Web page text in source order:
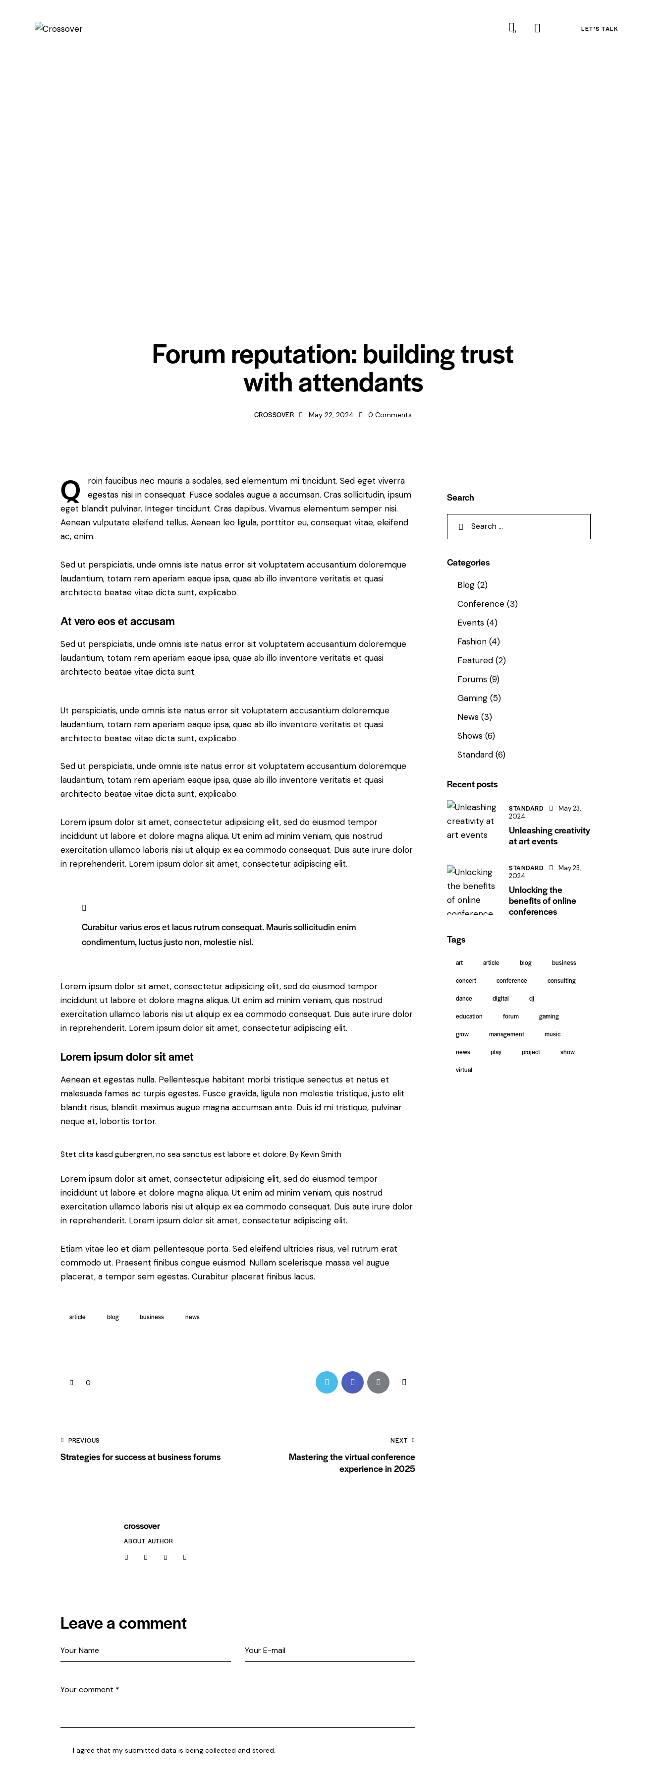
0 LET’S TALK
Forum reputation: building trust
with attendants
CROSSOVER May 22, 2024 0 Comments
Q
roin faucibus nec mauris a sodales, sed elementum mi tincidunt. Sed eget viverra
egestas nisi in consequat. Fusce sodales augue a accumsan. Cras sollicitudin, ipsum
eget blandit pulvinar. Integer tincidunt. Cras dapibus. Vivamus elementum semper nisi.
Aenean vulputate eleifend tellus. Aenean leo ligula, porttitor eu, consequat vitae, eleifend
ac, enim.
Sed ut perspiciatis, unde omnis iste natus error sit voluptatem accusantium doloremque
laudantium, totam rem aperiam eaque ipsa, quae ab illo inventore veritatis et quasi
architecto beatae vitae dicta sunt, explicabo.
At vero eos et accusam
Sed ut perspiciatis, unde omnis iste natus error sit voluptatem accusantium doloremque
laudantium, totam rem aperiam eaque ipsa, quae ab illo inventore veritatis et quasi
architecto beatae vitae dicta sunt.
Ut perspiciatis, unde omnis iste natus error sit voluptatem accusantium doloremque
laudantium, totam rem aperiam eaque ipsa, quae ab illo inventore veritatis et quasi
architecto beatae vitae dicta sunt, explicabo.
Sed ut perspiciatis, unde omnis iste natus error sit voluptatem accusantium doloremque
laudantium, totam rem aperiam eaque ipsa, quae ab illo inventore veritatis et quasi
architecto beatae vitae dicta sunt, explicabo.
Lorem ipsum dolor sit amet, consectetur adipisicing elit, sed do eiusmod tempor
incididunt ut labore et dolore magna aliqua. Ut enim ad minim veniam, quis nostrud
exercitation ullamco laboris nisi ut aliquip ex ea commodo consequat. Duis aute irure dolor
in reprehenderit. Lorem ipsum dolor sit amet, consectetur adipiscing elit.
Curabitur varius eros et lacus rutrum consequat. Mauris sollicitudin enim
condimentum, luctus justo non, molestie nisl.
Lorem ipsum dolor sit amet, consectetur adipisicing elit, sed do eiusmod tempor
incididunt ut labore et dolore magna aliqua. Ut enim ad minim veniam, quis nostrud
exercitation ullamco laboris nisi ut aliquip ex ea commodo consequat. Duis aute irure dolor
in reprehenderit. Lorem ipsum dolor sit amet, consectetur adipiscing elit.
Lorem ipsum dolor sit amet
Aenean et egestas nulla. Pellentesque habitant morbi tristique senectus et netus et
malesuada fames ac turpis egestas. Fusce gravida, ligula non molestie tristique, justo elit
blandit risus, blandit maximus augue magna accumsan ante. Duis id mi tristique, pulvinar
neque at, lobortis tortor.
Stet clita kasd gubergren, no sea sanctus est labore et dolore. ByKevin Smith
Lorem ipsum dolor sit amet, consectetur adipisicing elit, sed do eiusmod tempor
incididunt ut labore et dolore magna aliqua. Ut enim ad minim veniam, quis nostrud
exercitation ullamco laboris nisi ut aliquip ex ea commodo consequat. Duis aute irure dolor
in reprehenderit. Lorem ipsum dolor sit amet, consectetur adipiscing elit.
Etiam vitae leo et diam pellentesque porta. Sed eleifend ultricies risus, vel rutrum erat
commodo ut. Praesent finibus congue euismod. Nullam scelerisque massa vel augue
placerat, a tempor sem egestas. Curabitur placerat finibus lacus.
article blog business news
0
PREVIOUS
Strategies for success at business forums
NEXT
Mastering the virtual conference
experience in 2025
crossover
ABOUT AUTHOR
Leave a comment
I agree that my submitted data is being collected and stored.
Search
Categories
Blog(2)
Conference(3)
Events(4)
Fashion(4)
Featured(2)
Forums(9)
Gaming(5)
News(3)
Shows(6)
Standard(6)
Recent posts
STANDARD
May 23,
2024
Unleashing creativity
at art events
STANDARD
May 23,
2024
Unlocking the
benefits of online
conferences
Tags
art article blog
business
concert
conference
consulting
dance
digital
dj
education
forum
gaming
grow
management
music
news
play project
show
virtual